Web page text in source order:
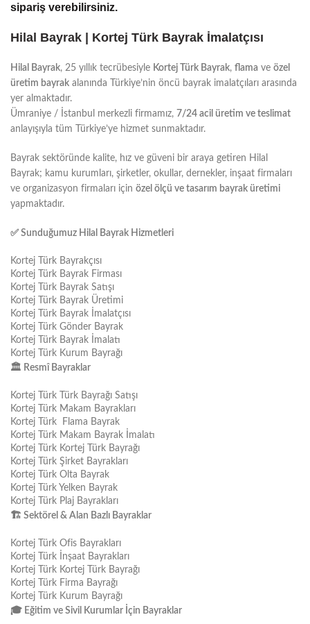
sipariş verebilirsiniz.
Hilal Bayrak | Kortej Türk Bayrak İmalatçısı
Hilal Bayrak, 25 yıllık tecrübesiyle Kortej Türk Bayrak, flama ve özel
üretim bayrak alanında Türkiye’nin öncü bayrak imalatçıları arasında
yer almaktadır.
Ümraniye / İstanbul merkezli firmamız, 7/24 acil üretim ve teslimat
anlayışıyla tüm Türkiye’ye hizmet sunmaktadır.
Bayrak sektöründe kalite, hız ve güveni bir araya getiren Hilal
Bayrak; kamu kurumları, şirketler, okullar, dernekler, inşaat firmaları
ve organizasyon firmaları için özel ölçü ve tasarım bayrak üretimi
yapmaktadır.
✅ Sunduğumuz Hilal Bayrak Hizmetleri
Kortej Türk Bayrakçısı
Kortej Türk Bayrak Firması
Kortej Türk Bayrak Satışı
Kortej Türk Bayrak Üretimi
Kortej Türk Bayrak İmalatçısı
Kortej Türk Gönder Bayrak
Kortej Türk Bayrak İmalatı
Kortej Türk Kurum Bayrağı
🏛 ️ Resmî Bayraklar
Kortej Türk Türk Bayrağı Satışı
Kortej Türk Makam Bayrakları
Kortej Türk Flama Bayrak
Kortej Türk Makam Bayrak İmalatı
Kortej Türk Kortej Türk Bayrağı
Kortej Türk Şirket Bayrakları
Kortej Türk Olta Bayrak
Kortej Türk Yelken Bayrak
Kortej Türk Plaj Bayrakları
🏗 ️ Sektörel & Alan Bazlı Bayraklar
Kortej Türk Ofis Bayrakları
Kortej Türk İnşaat Bayrakları
Kortej Türk Kortej Türk Bayrağı
Kortej Türk Firma Bayrağı
Kortej Türk Kurum Bayrağı
🎓 Eğitim ve Sivil Kurumlar İçin Bayraklar